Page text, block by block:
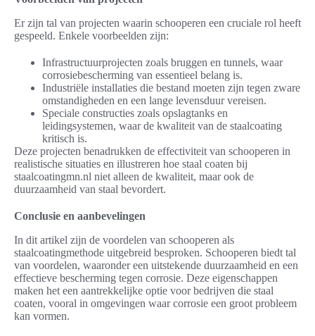
Er zijn tal van projecten waarin schooperen een cruciale rol heeft
gespeeld. Enkele voorbeelden zijn:
Infrastructuurprojecten zoals bruggen en tunnels, waar
corrosiebescherming van essentieel belang is.
Industriële installaties die bestand moeten zijn tegen zware
omstandigheden en een lange levensduur vereisen.
Speciale constructies zoals opslagtanks en
leidingsystemen, waar de kwaliteit van de staalcoating
kritisch is.
Deze projecten benadrukken de effectiviteit van schooperen in
realistische situaties en illustreren hoe staal coaten bij
staalcoatingmn.nl niet alleen de kwaliteit, maar ook de
duurzaamheid van staal bevordert.
Conclusie en aanbevelingen
In dit artikel zijn de voordelen van schooperen als
staalcoatingmethode uitgebreid besproken. Schooperen biedt tal
van voordelen, waaronder een uitstekende duurzaamheid en een
effectieve bescherming tegen corrosie. Deze eigenschappen
maken het een aantrekkelijke optie voor bedrijven die staal
coaten, vooral in omgevingen waar corrosie een groot probleem
kan vormen.